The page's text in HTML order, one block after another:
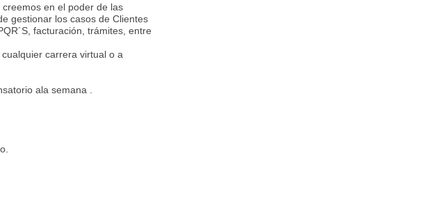
en el poder de las
gestionar los casos de Clientes
facturación, trámites, entre
carrera virtual o a
ala semana .